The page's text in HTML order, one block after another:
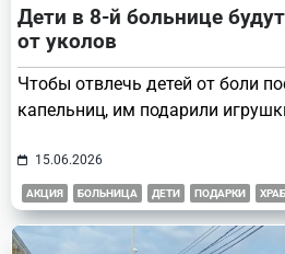
Дети в 8-й больнице
от уколов
Чтобы отвлечь детей от боли
капельниц, им подарили
15.06.2026
АКЦИЯ БОЛЬНИЦА ДЕТИ ПОДАРКИ